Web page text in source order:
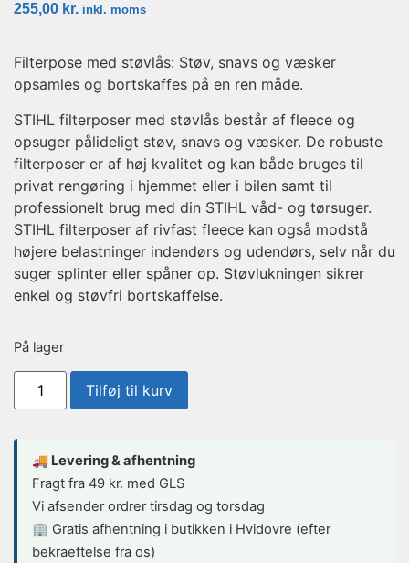
255,00 kr. inkl. moms
Filterpose med støvlås: Støv, snavs og væsker
opsamles og bortskaffes på en ren måde.
STIHL filterposer med støvlås består af fleece og
opsuger pålideligt støv, snavs og væsker. De robuste
filterposer er af høj kvalitet og kan både bruges til
privat rengøring i hjemmet eller i bilen samt til
professionelt brug med din STIHL våd- og tørsuger.
STIHL filterposer af rivfast fleece kan også modstå
højere belastninger indendørs og udendørs, selv når du
suger splinter eller spåner op. Støvlukningen sikrer
enkel og støvfri bortskaffelse.
På lager
Tilføj til kurv
🚚 Levering & afhentning
Fragt fra 49 kr. med GLS
Vi afsender ordrer tirsdag og torsdag
🏢 Gratis afhentning i butikken i Hvidovre (efter
bekraeftelse fra os)